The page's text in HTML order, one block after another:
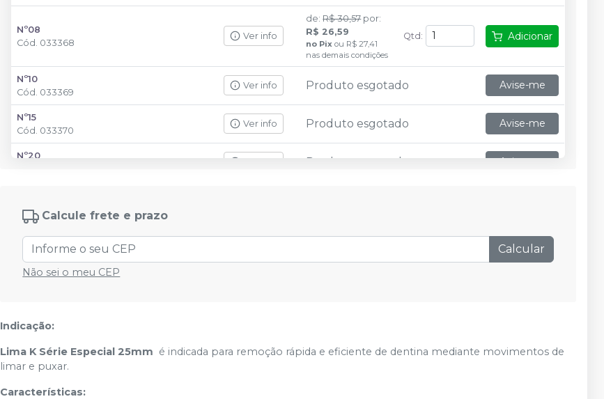
Nº08
Cód. 033368
Ver info
de: R$ 30,57 por:
R$ 26,59
no Pix ou R$ 27,41
nas demais condições
Qtd : Adicionar
Nº10
Cód. 033369
Ver info Produto esgotado Avise-me
Nº15
Cód. 033370
Ver info Produto esgotado Avise-me
Nº20
Produto esgotado Avise-me
Cód.
Cód.033373
Ver info Produto esgotado Avise-me
Nº45-80
Calcule frete e prazo
Calcular
Não sei o meu CEP
Indicação:
Lima K Série Especial 25mm é indicada para remoção rápida e eficiente de dentina mediante movimentos de
limar e puxar.
Características: